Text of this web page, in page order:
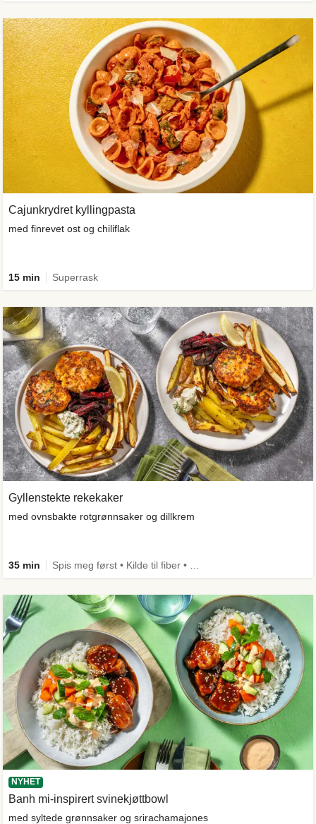
Cajunkrydret kyllingpasta
med finrevet ost og chiliflak
15 min Superrask
Gyllenstekte rekekaker
med ovnsbakte rotgrønnsaker og dillkrem
35 min
NYHET
Banh mi-inspirert svinekjøttbowl
med syltede grønnsaker og srirachamajones